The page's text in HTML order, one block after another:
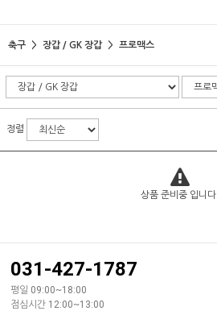
축구 장갑 / GK 장갑 프로맥스
정렬
상품 준비중 입니다.
031-427-1787
평일 09:00~18:00
점심시간 12:00~13:00